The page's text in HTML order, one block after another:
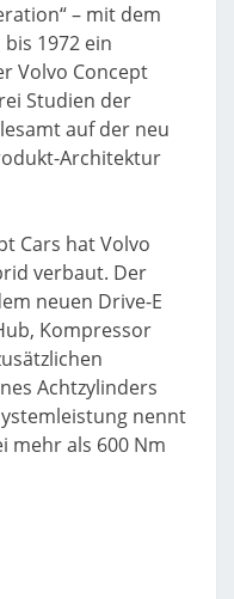
– mit dem
1972 ein
Volvo Concept
Studien der
auf der neu
Architektur
Cars hat Volvo
verbaut. Der
neuen Drive-E
Kompressor
Achtzylinders
nennt
mehr als 600 Nm